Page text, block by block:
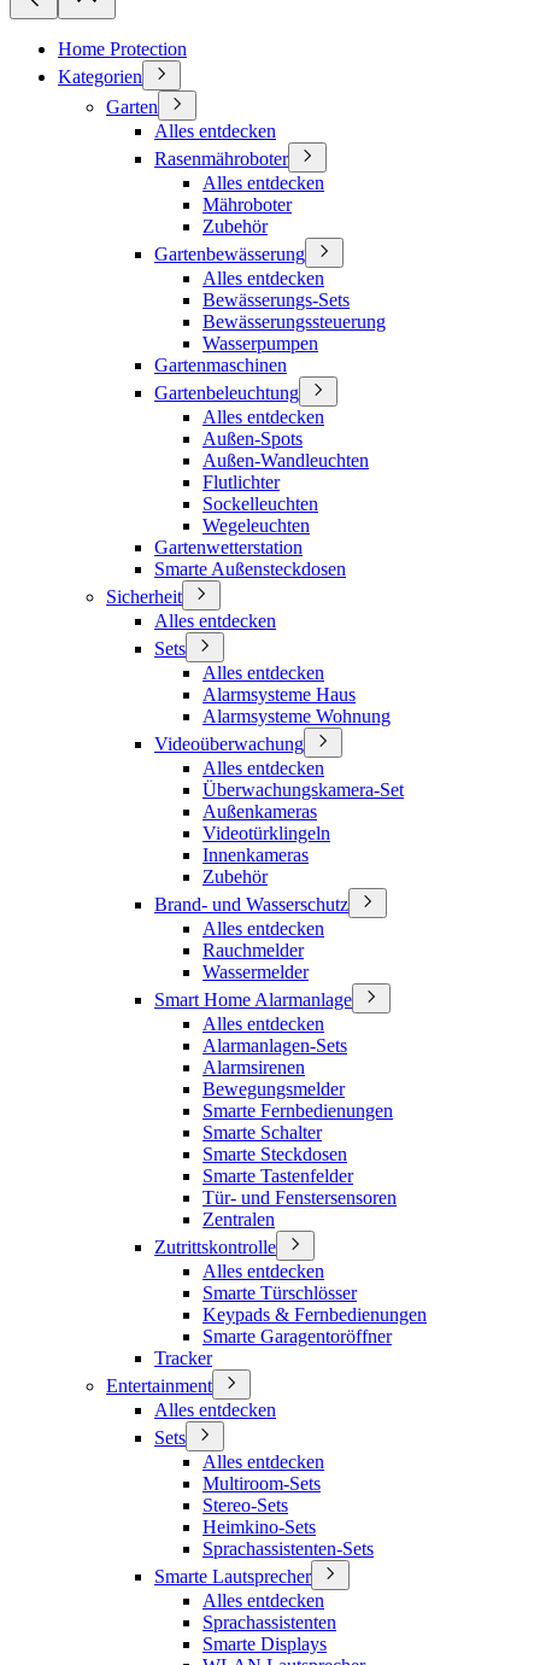
Home Protection
Kategorien
Garten
Alles entdecken
Rasenmähroboter
Alles entdecken
Mähroboter
Zubehör
Gartenbewässerung
Alles entdecken
Bewässerungs-Sets
Bewässerungssteuerung
Wasserpumpen
Gartenmaschinen
Gartenbeleuchtung
Alles entdecken
Außen-Spots
Außen-Wandleuchten
Flutlichter
Sockelleuchten
Wegeleuchten
Gartenwetterstation
Smarte Außensteckdosen
Sicherheit
Alles entdecken
Sets
Alles entdecken
Alarmsysteme Haus
Alarmsysteme Wohnung
Videoüberwachung
Alles entdecken
Überwachungskamera-Set
Außenkameras
Videotürklingeln
Innenkameras
Zubehör
Brand- und Wasserschutz
Alles entdecken
Rauchmelder
Wassermelder
Smart Home Alarmanlage
Alles entdecken
Alarmanlagen-Sets
Alarmsirenen
Bewegungsmelder
Smarte Fernbedienungen
Smarte Schalter
Smarte Steckdosen
Smarte Tastenfelder
Tür- und Fenstersensoren
Zentralen
Zutrittskontrolle
Alles entdecken
Smarte Türschlösser
Keypads & Fernbedienungen
Smarte Garagentoröffner
Tracker
Entertainment
Alles entdecken
Sets
Alles entdecken
Multiroom-Sets
Stereo-Sets
Heimkino-Sets
Sprachassistenten-Sets
Smarte Lautsprecher
Alles entdecken
Sprachassistenten
Smarte Displays